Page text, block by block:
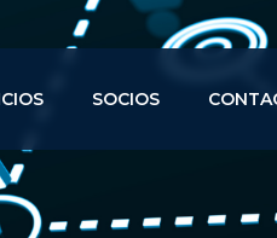
SOCIOS